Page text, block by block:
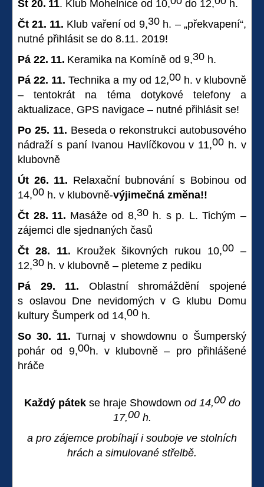
St 20. 11. Klub Mohelnice od 10, do 12,
h.
Čt 21. 11. Klub vaření od 9,30h. – „překvapení“,
nutné přihlásit se do 8.11. 2019!
Pá 22. 11. Keramika na Komíně od 9,30 h.
Pá 22. 11.Technika a my od 12,00h. v klubovně
– tentokrát na téma dotykové telefony a
aktualizace, GPS navigace – nutné přihlásit se!
Po 25. 11. Beseda o rekonstrukci autobusového
nádraží s paní Ivanou Havlíčkovou v 11,00 h. v
klubovně
Út 26. 11. Relaxační bubnování s Bobinou od
14,00 h. v klubovně-výjimečná změna!!
Čt 28. 11. Masáže od 8,30h. s p. L. Tichým –
zájemci dle sjednaných časů
Čt 28. 11. Kroužek šikovných rukou 10,00 –
12,30 h. v klubovně – pleteme z pediku
Pá 29. 11. Oblastní shromáždění spojené
s oslavou Dne nevidomých v G klubu Domu
kultury Šumperk od 14,00 h.
So 30. 11. Turnaj v showdownu o Šumperský
pohár od 9,00h. v klubovně – pro přihlášené
hráče
Každý pátek se hraje Showdown od 14,00do
17,00h.
a pro zájemce probíhají i souboje ve stolních
hrách a simulované střelbě.